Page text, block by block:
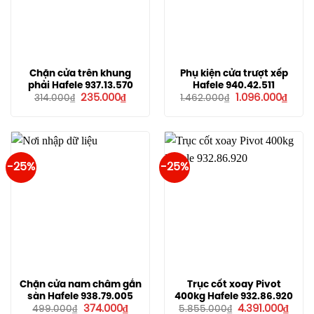
Chặn cửa trên khung
phải Hafele 937.13.570
314.000₫
Giá
235.000₫Giá
235.000₫.
Phụ kiện cửa trượt xếp
Hafele 940.42.511
1.462.000₫
Giá
1.096.000₫Giá
-25%
Chặn cửa nam châm gắn
sàn Hafele 938.79.005
499.000₫
Giá
374.000₫Giá
-25%
Trục cốt xoay Pivot
400kg Hafele 932.86.920
5.855.000₫ Giá
4.391.000₫Giá